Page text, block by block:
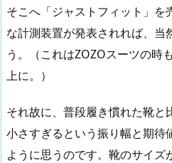
そこへ「ジャストフィット」を
な計測装置が発表されれば、当
う。（これはZOZOスーツの時
上に。）
それ故に、普段履き慣れた靴
小さすぎるという振り幅と期待
ように思うのです。靴のサイズ